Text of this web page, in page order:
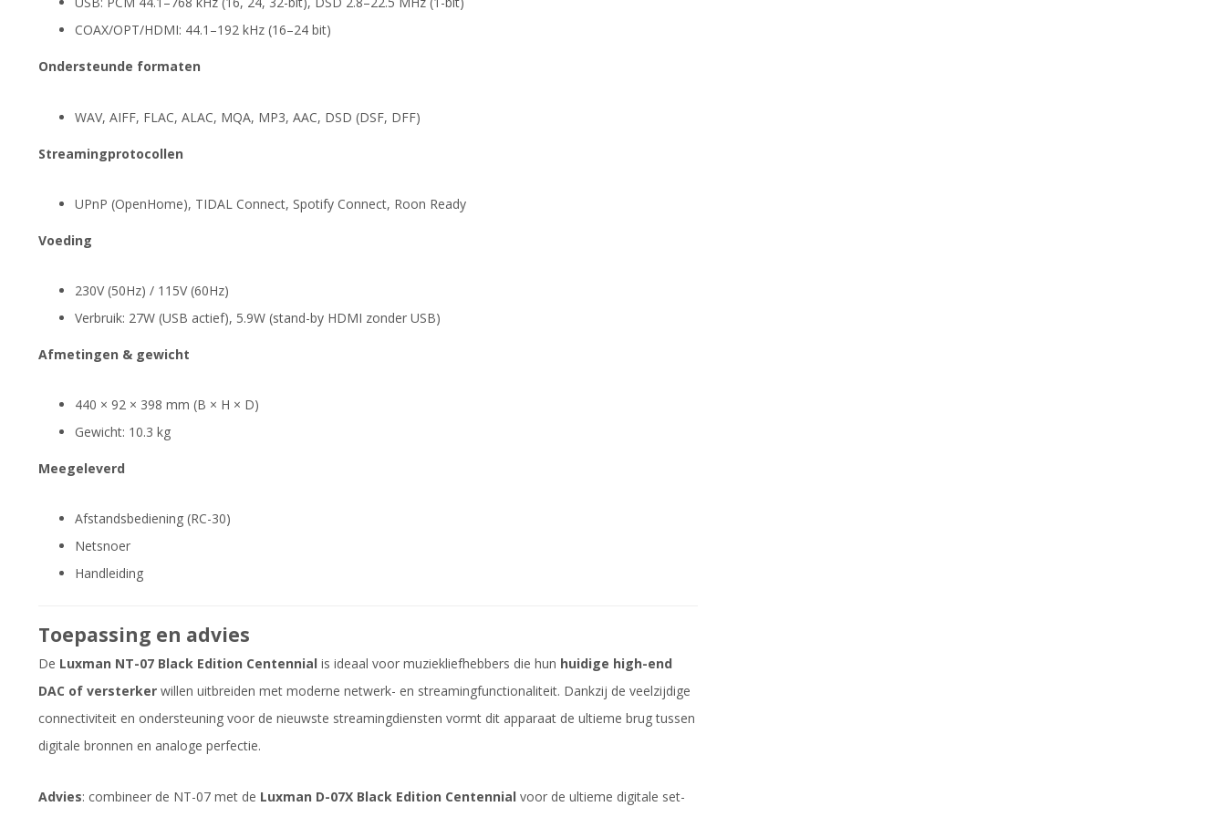
COAX/OPT/HDMI: 44.1–192 kHz (16–24 bit)
Ondersteunde formaten
WAV, AIFF, FLAC, ALAC, MQA, MP3, AAC, DSD (DSF, DFF)
Streamingprotocollen
UPnP (OpenHome), TIDAL Connect, Spotify Connect, Roon Ready
Voeding
230V (50Hz) / 115V (60Hz)
Verbruik: 27W (USB actief), 5.9W (stand-by HDMI zonder USB)
Afmetingen & gewicht
440 × 92 × 398 mm (B × H × D)
Gewicht: 10.3 kg
Meegeleverd
Afstandsbediening (RC-30)
Netsnoer
Handleiding
Toepassing en advies
De Luxman NT-07 Black Edition Centennial is ideaal voor muziekliefhebbers die hun huidige high-end
DAC of versterker willen uitbreiden met moderne netwerk- en streamingfunctionaliteit. Dankzij de veelzijdige
connectiviteit en ondersteuning voor de nieuwste streamingdiensten vormt dit apparaat de ultieme brug tussen
digitale bronnen en analoge perfectie.
Advies: combineer de NT-07 met de Luxman D-07X Black Edition Centennial voor de ultieme digitale set-